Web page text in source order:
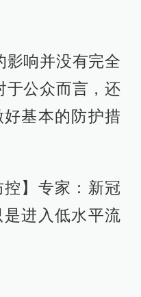
影响并没有完全
于公众而言，还
基本的防护措
】专家：新冠
进入低水平流